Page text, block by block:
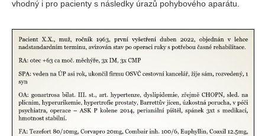
vhodný i pro pacienty s následky úrazů pohybového aparátu.